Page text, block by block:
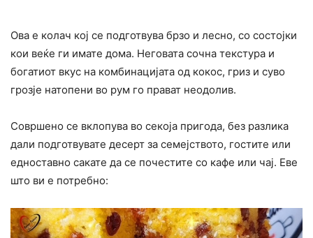
Ова е колач кој се подготвува брзо и лесно, со состојки
кои веќе ги имате дома. Неговата сочна текстура и
богатиот вкус на комбинацијата од кокос, гриз и суво
грозје натопени во рум го прават неодолив.
Совршено се вклопува во секоја пригода, без разлика
дали подготвувате десерт за семејството, гостите или
едноставно сакате да се почестите со кафе или чај. Еве
што ви е потребно: